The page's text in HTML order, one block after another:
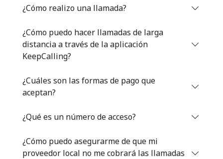
¿Olvidaste tu contraseña? →
Iniciar Sesión
¿Cómo realizo una llamada?
¿Cómo puedo hacer llamadas de larga
distancia a través de la aplicación
KeepCalling?
¿Cuáles son las formas de pago que
aceptan?
¿Qué es un número de acceso?
¿Cómo puedo asegurarme de que mi
proveedor local no me cobrará las llamadas